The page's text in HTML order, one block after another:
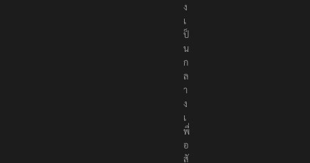
ง
เ
ป็
น
ก
ล
า
ง
เ
พื่
อ
สั